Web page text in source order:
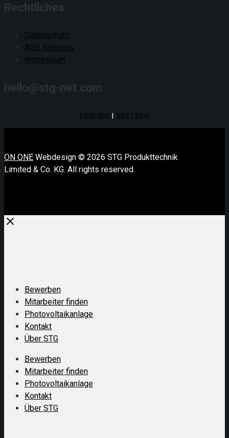
Rechtliches
Datenschutz
AGB Services
Impressum
hello@stg-net.com
ENGLISH DEUTSCH
ON ONE Webdesign © 2026 STG Produkttechnik
Limited & Co. KG. All rights reserved.
Close
Bewerben
Mitarbeiter finden
Photovoltaikanlage
Kontakt
Über STG
Bewerben
Mitarbeiter finden
Photovoltaikanlage
Kontakt
Über STG